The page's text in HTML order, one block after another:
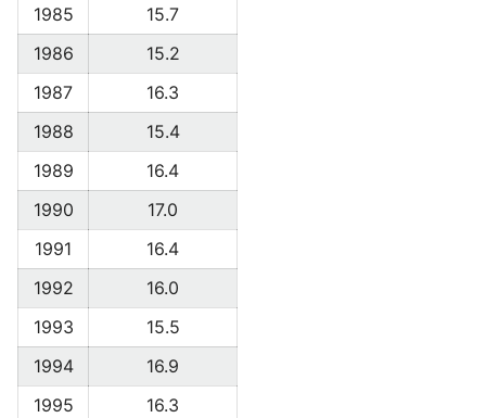
1985
15.7
1986
15.2
1987
16.3
1988
15.4
1989
16.4
1990
17.0
1991
16.4
1992
16.0
1993
15.5
1994
16.9
1995
16.3